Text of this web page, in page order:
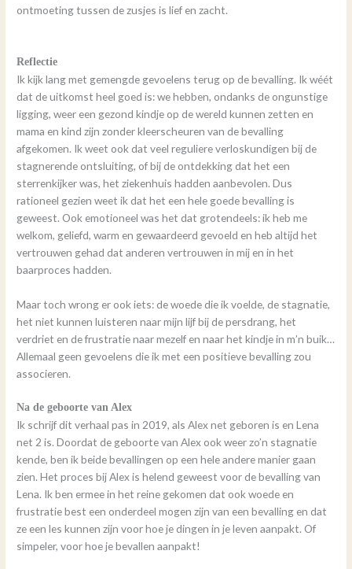
ontmoeting tussen de zusjes is lief en zacht.
Reflectie
Ik kijk lang met gemengde gevoelens terug op de bevalling. Ik wéét
dat de uitkomst heel goed is: we hebben, ondanks de ongunstige
ligging, weer een gezond kindje op de wereld kunnen zetten en
mama en kind zijn zonder kleerscheuren van de bevalling
afgekomen. Ik weet ook dat veel reguliere verloskundigen bij de
stagnerende ontsluiting, of bij de ontdekking dat het een
sterrenkijker was, het ziekenhuis hadden aanbevolen. Dus
rationeel gezien weet ik dat het een hele goede bevalling is
geweest. Ook emotioneel was het dat grotendeels: ik heb me
welkom, geliefd, warm en gewaardeerd gevoeld en heb altijd het
vertrouwen gehad dat anderen vertrouwen in mij en in het
baarproces hadden.
Maar toch wrong er ook iets: de woede die ik voelde, de stagnatie,
het niet kunnen luisteren naar mijn lijf bij de persdrang, het
verdriet en de frustratie naar mezelf en naar het kindje in m’n buik…
Allemaal geen gevoelens die ik met een positieve bevalling zou
associeren.
Na de geboorte van Alex
Ik schrijf dit verhaal pas in 2019, als Alex net geboren is en Lena
net 2 is. Doordat de geboorte van Alex ook weer zo’n stagnatie
kende, ben ik beide bevallingen op een hele andere manier gaan
zien. Het proces bij Alex is helend geweest voor de bevalling van
Lena. Ik ben ermee in het reine gekomen dat ook woede en
frustratie best een onderdeel mogen zijn van een bevalling en dat
ze een les kunnen zijn voor hoe je dingen in je leven aanpakt. Of
simpeler, voor hoe je bevallen aanpakt!